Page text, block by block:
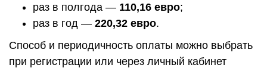
раз в полгода — 110,16 евро;
раз в год — 220,32 евро.
Способ и периодичность оплаты можно выбрать
при регистрации или через личный кабинет